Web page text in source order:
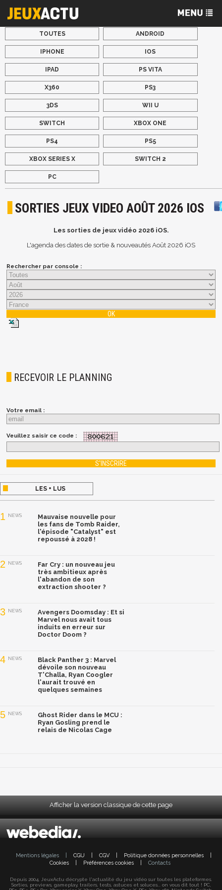
TOUTES ANDROID
IPHONE IOS
IPAD PS VITA
X360 PS3
3DS WII U
SWITCH XBOX ONE
PS4 PS5
XBOX SERIES X SWITCH 2
PC
SORTIES JEUX VIDEO AOÛT 2026 IOS
Les sorties de jeux vidéo 2026 iOS.
L'agenda des dates de sortie & nouveautés Août 2026 iOS
Rechercher par console :
RECEVOIR LE PLANNING
Votre email :
Veuillez saisir ce code :
LES + LUS
1 NEWS
Mauvaise nouvelle pour
les fans de Tomb Raider,
l'épisode "Catalyst" est
repoussé à 2028 !
2 NEWS
Far Cry : un nouveau jeu
très ambitieux après
l'abandon de son
extraction shooter ?
3 NEWS
Avengers Doomsday : Et si
Marvel nous avait tous
induits en erreur sur
Doctor Doom ?
4 NEWS
Black Panther 3 : Marvel
dévoile son nouveau
T'Challa, Ryan Coogler
l'aurait trouvé en
quelques semaines
5 NEWS
Ghost Rider dans le MCU :
Ryan Gosling prend le
relais de Nicolas Cage
Afficher la version classique de cette page
Mentions légales CGU CGV Politique données personnelles
Cookies
Préférences cookies Contacts
Depuis 2004, JeuxActu décrypte l'actualité du jeu vidéo sur toutes les plateformes.
Sorties, previews, gameplay, trailers, tests, astuces et soluces... on vous dit tout ! PC,